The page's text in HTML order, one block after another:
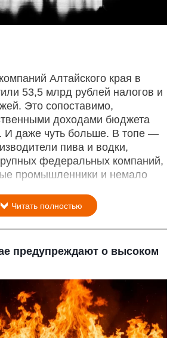
Алтайского края в
53,5 млрд рублей налогов и
Это сопоставимо,
доходами бюджета
И даже чуть больше. В топе —
пива и водки,
федеральных компаний,
промышленники и немало
Читать полностью
предупреждают о высоком